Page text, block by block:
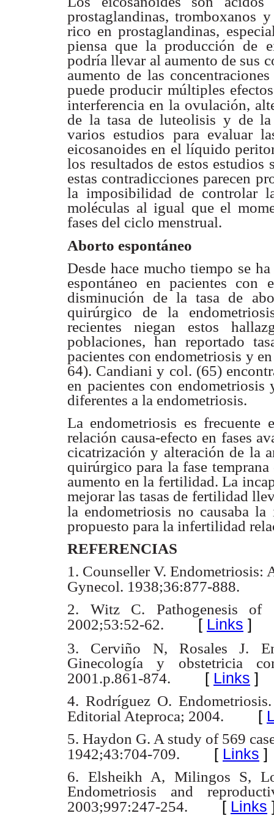
prostaglandinas, tromboxanos y
rico enprostaglandinas,
piensa que la producción de
podría llevar al aumento de sus
aumento de las
puede producir múltiples
interferencia en la ovulación,
de la tasa deluteolisis y de
varios estudios para evaluar
eicosanoides en el líquido
los resultados de estos
estas contradicciones parecen
la imposibilidad de controlar
moléculas al igual que el
fases del ciclo menstrual.
Aborto espontáneo
Desde hace mucho tiempo se
espontáneo enpacientes con
disminución de la tasa de
quirúrgico de la
recientes niegan estos
poblaciones, han reportado
pacientes con endometriosis y
64). Candiani y col. (65)
en pacientes con endometriosis
diferentes a la endometriosis.
La endometriosis es frecuente
relación causa-efecto en fases
cicatrización y alteración de la
quirúrgico para la fase
aumento en la fertilidad. La
mejorar las tasas de fertilidad
la endometriosis no causaba
propuesto para la infertilidad
REFERENCIAS
1. Counseller V.
Gynecol. 1938;36:877-888.
2. Witz C. Pathogenesis of
2002;53:52-62. [ Links ]
3. Cerviño N, Rosales J.
Ginecología y obstetricia
2001.p.861-874. [ Links ]
4. Rodríguez O.
Editorial Ateproca; 2004. [
5. Haydon G. A study of 569
1942;43:704-709. [ Links ]
6. Elsheikh A, Milingos S,
Endometriosis and
2003;997:247-254. [ Links